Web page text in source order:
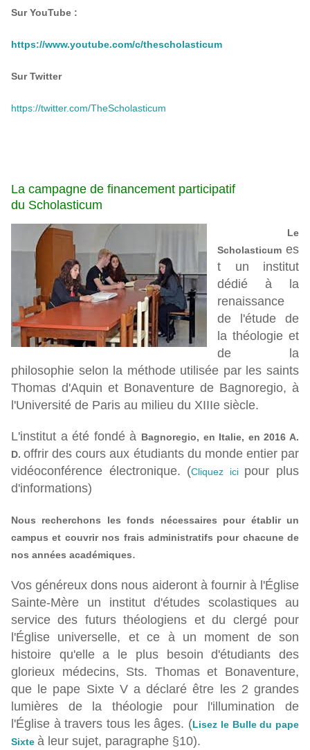
Sur YouTube :
https://www.youtube.com/c/thescholasticum
Sur Twitter
https://twitter.com/TheScholasticum
La campagne de financement participatif
du Scholasticum
Le
Scholasticum es
t un institut
dédié à la
renaissance
de l'étude de
la théologie et
de la
philosophie selon la méthode utilisée par les saints
Thomas d'Aquin et Bonaventure de Bagnoregio, à
l'Université de Paris au milieu du XIIIe siècle.
L'institut a été fondé à Bagnoregio, en Italie, en 2016 A.
D.offrir des cours aux étudiants du monde entier par
vidéoconférence électronique. (Cliquez ici pour plus
d'informations)
Nous recherchons les fonds nécessaires pour établir un
campus et couvrir nos frais administratifs pour chacune de
nos années académiques.
Vos généreux dons nous aideront à fournir à l'Église
Sainte-Mère un institut d'études scolastiques au
service des futurs théologiens et du clergé pour
l'Église universelle, et ce à un moment de son
histoire qu'elle a le plus besoin d'étudiants des
glorieux médecins, Sts. Thomas et Bonaventure,
que le pape Sixte V a déclaré être les 2 grandes
lumières de la théologie pour l'illumination de
l'Église à travers tous les âges. (Lisez le Bulle du pape
Sixte à leur sujet, paragraphe §10).